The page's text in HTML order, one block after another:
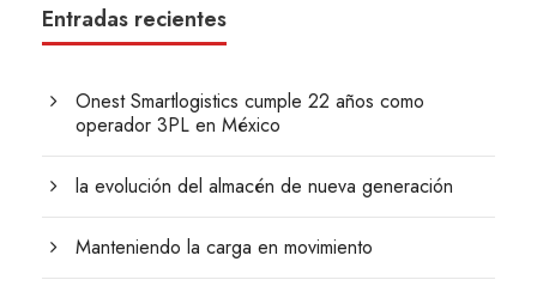
Entradas recientes
Onest Smartlogistics cumple 22 años como
operador 3PL en México
la evolución del almacén de nueva generación
Manteniendo la carga en movimiento